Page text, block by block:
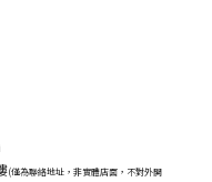
(僅為聯絡地址，非實體店面，不對外開